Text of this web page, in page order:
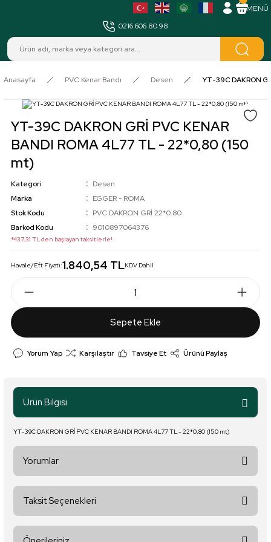
0216 606 80 98
Anasayfa PVC Kenar Bandı Desen YT-39C DAKRON
YT-39C DAKRON GRİ PVC KENAR
BANDI ROMA 4L77 TL - 22*0,80 (150
mt)
Kategori
Desen
Marka
EGGER - ROMA
Stok Kodu
PVC.DAKRON GRİ 22*0.80
Barkod Kodu
9010897064376
*437,31 TL den başlayan taksitlerle!
Havale/Eft Fiyatı:1.840,54 TLKDV Dahil
Sepete Ekle
Yorum Yap Karşılaştır Tavsiye Et Ürünü Paylaş
Ürün Bilgisi
YT-39C DAKRON GRİ PVC KENAR BANDI ROMA 4L77 TL - 22*0,80 (150 mt)
Yorumlar
Taksit Seçenekleri